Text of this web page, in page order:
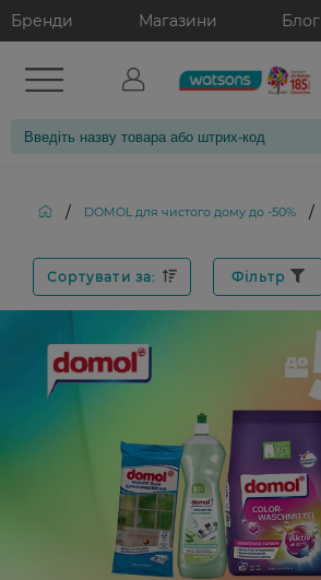
Бренди Магазини Блог
/ DOMOL для чистого дому до -50% /
Сортувати за: Фільтр